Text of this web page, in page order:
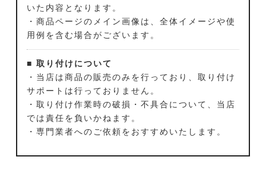
いた内容となります。
・商品ページのメイン画像は、全体イメージや使
用例を含む場合がございます。
■ 取り付けについて
・当店は商品の販売のみを行っており、取り付け
サポートは行っておりません。
・取り付け作業時の破損・不具合について、当店
では責任を負いかねます。
・専門業者へのご依頼をおすすめいたします。